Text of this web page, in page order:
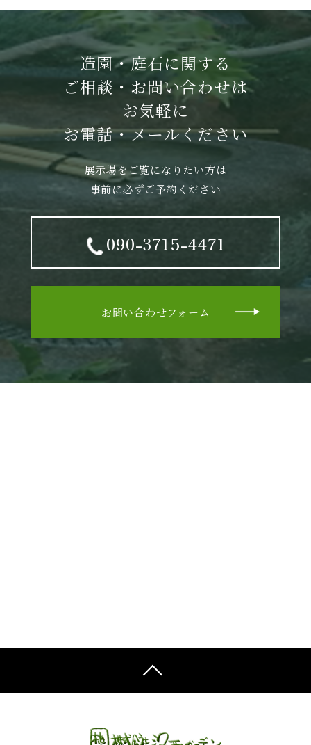
造園・庭石に関する
ご相談・お問い合わせは
お気軽に
お電話・メールください
展示場をご覧になりたい方は
事前に必ずご予約ください
090-3715-4471
お問い合わせフォーム